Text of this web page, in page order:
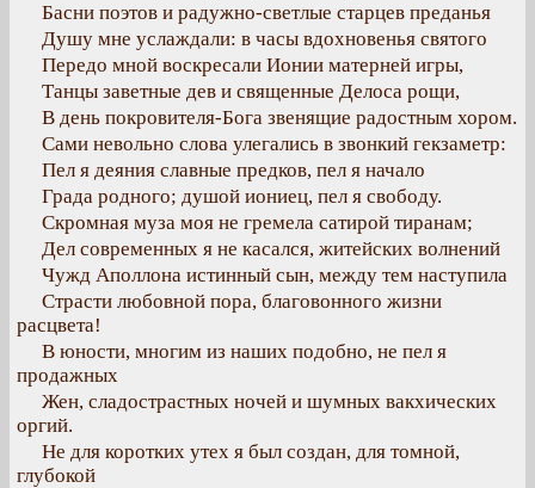
Басни поэтов и радужно-светлые старцев преданья
Душу мне услаждали: в часы вдохновенья святого
Передо мной воскресали Ионии матерней игры,
Танцы заветные дев и священные Делоса рощи,
В день покровителя-Бога звенящие радостным хором.
Сами невольно слова улегались в звонкий гекзаметр:
Пел я деяния славные предков, пел я начало
Града родного; душой иониец, пел я свободу.
Скромная муза моя не гремела сатирой тиранам;
Дел современных я не касался, житейских волнений
Чужд Аполлона истинный сын, между тем наступила
Страсти любовной пора, благовонного жизни
расцвета!
В юности, многим из наших подобно, не пел я
продажных
Жен, сладострастных ночей и шумных вакхических
оргий.
Не для коротких утех я был создан, для томной,
глубокой